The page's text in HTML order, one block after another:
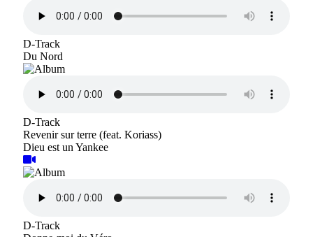
D-Track
Du Nord
D-Track
Revenir sur terre (feat. Koriass)
Dieu est un Yankee
D-Track